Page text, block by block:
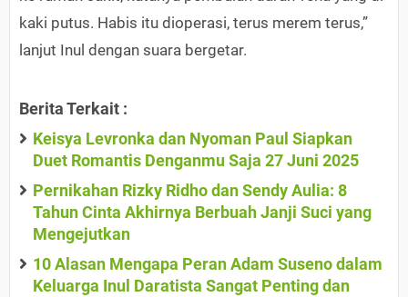
kaki putus. Habis itu dioperasi, terus merem terus,”
lanjut Inul dengan suara bergetar.
Berita Terkait :
Keisya Levronka dan Nyoman Paul Siapkan
Duet Romantis Denganmu Saja 27 Juni 2025
Pernikahan Rizky Ridho dan Sendy Aulia: 8
Tahun Cinta Akhirnya Berbuah Janji Suci yang
Mengejutkan
10 Alasan Mengapa Peran Adam Suseno dalam
Keluarga Inul Daratista Sangat Penting dan